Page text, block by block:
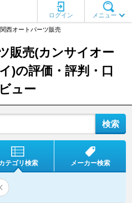
メニュー
ログイン
関西オートパーツ販売
販売(カンサイオー
)の評価・評判・口
ュー
テゴリ検索 メーカー検索